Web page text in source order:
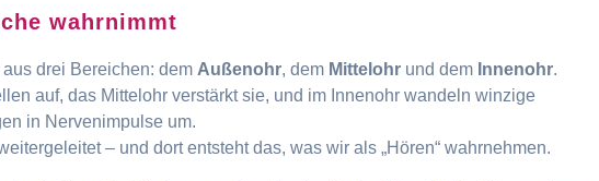
wahrnimmt
drei Bereichen: dem Außenohr, dem Mittelohr und dem Innenohr.
auf, das Mittelohr verstärkt sie, und im Innenohr wandeln winzige
in Nervenimpulse um.
– und dort entsteht das, was wir als „Hören“ wahrnehmen.